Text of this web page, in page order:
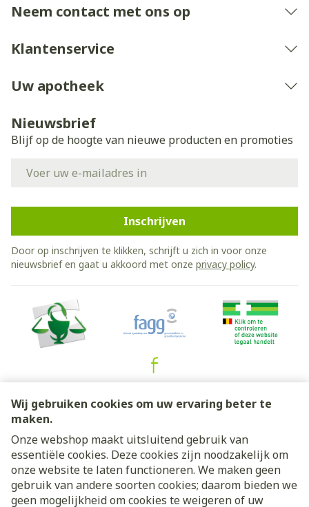
Wij gebruiken cookies om uw ervaring beter te
maken.
Onze webshop maakt uitsluitend gebruik van
essentiële cookies. Deze cookies zijn noodzakelijk om
onze website te laten functioneren. We maken geen
gebruik van andere soorten cookies; daarom bieden we
geen mogelijkheid om cookies te weigeren of uw
Neem contact met ons op
Klantenservice
Uw apotheek
Nieuwsbrief
Blijf op de hoogte van nieuwe producten en promoties
Inschrijven
Door op inschrijven te klikken, schrijft u zich in voor onze
nieuwsbrief en gaat u akkoord met onze privacy policy.
Juridische links